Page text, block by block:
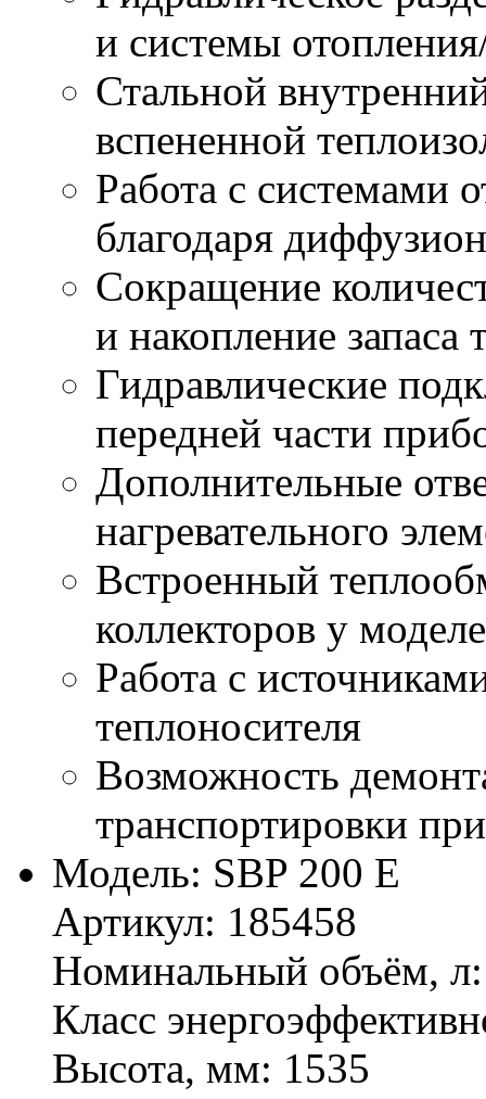
и системы
Стальной
вспененной
Работа с системами
благодаря
Сокращение
и накопление запаса
Гидравлические
передней части
Дополнительные
нагревательного
Встроенный
коллекторов у
Работа с
теплоносителя
Возможность
транспортировки
Модель: SBP 200 E
Артикул: 185458
Номинальный объём, л:
Класс
Высота, мм: 1535